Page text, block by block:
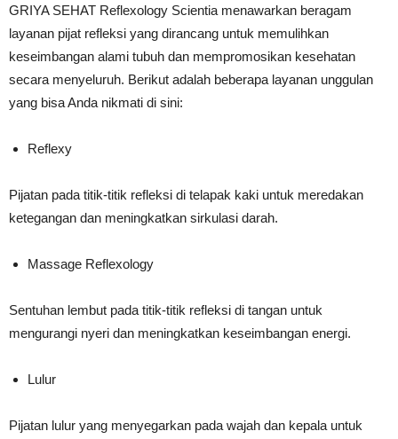
GRIYA SEHAT Reflexology Scientia menawarkan beragam
layanan pijat refleksi yang dirancang untuk memulihkan
keseimbangan alami tubuh dan mempromosikan kesehatan
secara menyeluruh. Berikut adalah beberapa layanan unggulan
yang bisa Anda nikmati di sini:
Reflexy
Pijatan pada titik-titik refleksi di telapak kaki untuk meredakan
ketegangan dan meningkatkan sirkulasi darah.
Massage Reflexology
Sentuhan lembut pada titik-titik refleksi di tangan untuk
mengurangi nyeri dan meningkatkan keseimbangan energi.
Lulur
Pijatan lulur yang menyegarkan pada wajah dan kepala untuk